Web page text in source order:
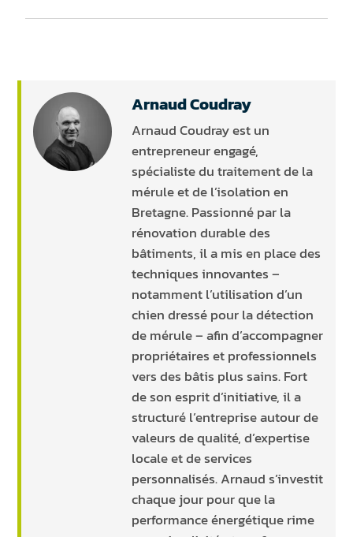
Arnaud Coudray
Arnaud Coudray est un
entrepreneur engagé,
spécialiste du traitement de la
mérule et de l’isolation en
Bretagne. Passionné par la
rénovation durable des
bâtiments, il a mis en place des
techniques innovantes –
notamment l’utilisation d’un
chien dressé pour la détection
de mérule – afin d’accompagner
propriétaires et professionnels
vers des bâtis plus sains. Fort
de son esprit d’initiative, il a
structuré l’entreprise autour de
valeurs de qualité, d’expertise
locale et de services
personnalisés. Arnaud s’investit
chaque jour pour que la
performance énergétique rime